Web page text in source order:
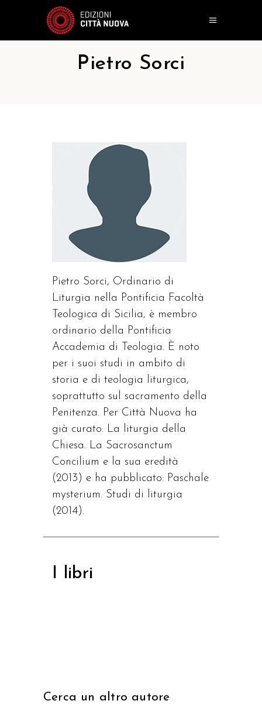
Pietro Sorci
Pietro Sorci, Ordinario di
Liturgia nella Pontificia Facoltà
Teologica di Sicilia, è membro
ordinario della Pontificia
Accademia di Teologia. È noto
per i suoi studi in ambito di
storia e di teologia liturgica,
soprattutto sul sacramento della
Penitenza. Per Città Nuova ha
già curato: La liturgia della
Chiesa. La Sacrosanctum
Concilium e la sua eredità
(2013) e ha pubblicato: Paschale
mysterium. Studi di liturgia
(2014).
I libri
Cerca un altro autore